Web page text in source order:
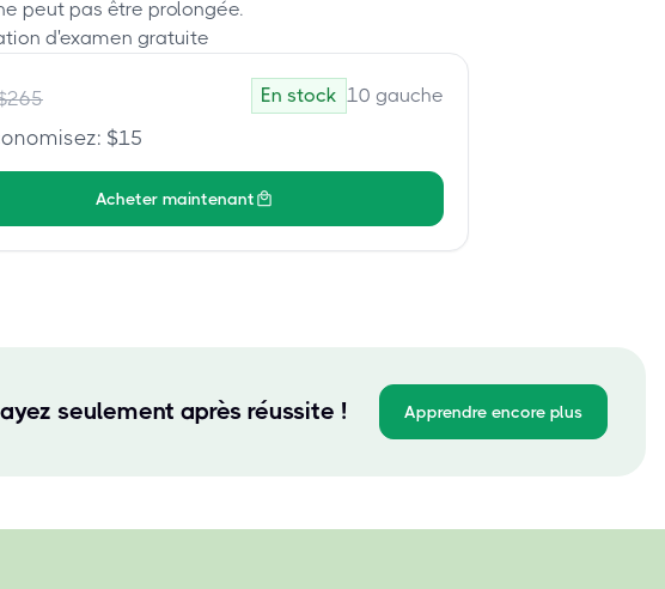
peut pas être prolongée.
d'examen gratuite
265 En stock 10 gauche
: $15
Acheter maintenant
seulement après réussite ! Apprendre encore plus